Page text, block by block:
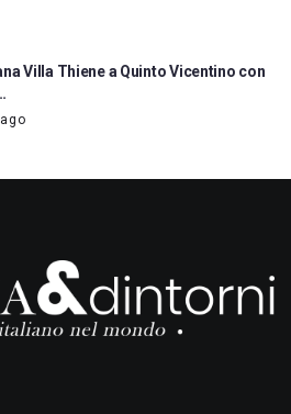
Villa Thiene a Quinto Vicentino con